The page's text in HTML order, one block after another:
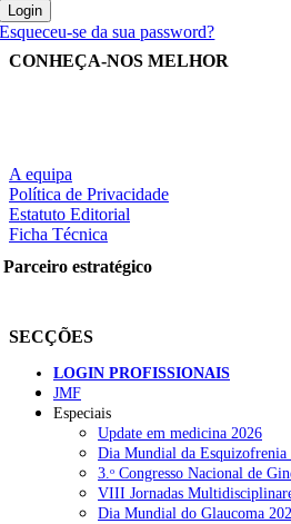
Esqueceu-se da sua password?
CONHEÇA-NOS MELHOR
A equipa
Política de Privacidade
Estatuto Editorial
Ficha Técnica
Parceiro estratégico
SECÇÕES
LOGIN PROFISSIONAIS
JMF
Especiais
Update em medicina 2026
Dia Mundial da Esquizofrenia
3.ᵒ Congresso Nacional de
VIII Jornadas
Dia Mundial do Glaucoma